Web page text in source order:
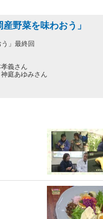
野菜を味わおう」
」最終回
義さん
庭あゆみさん